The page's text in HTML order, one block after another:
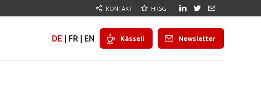
KONTAKT HRSG
DE FR EN Kässeli Newsletter